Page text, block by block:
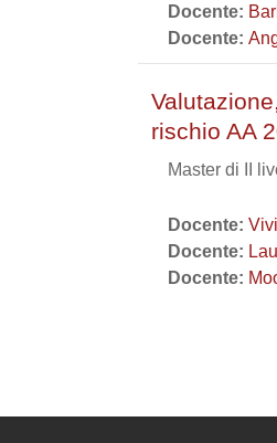
Docente:
Docente:
rischio AA
Master di II
Docente:
Docente:
Docente: